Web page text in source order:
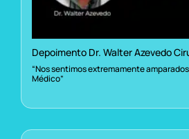
Depoimento Dr. Walter Azevedo
“Nos sentimos extremamente
Médico”